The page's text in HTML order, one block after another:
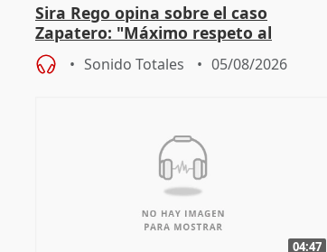
Sira Rego opina sobre el caso
Zapatero: "Máximo respeto al
proceso judicial"
Sonido Totales 05/08/2026
04:47